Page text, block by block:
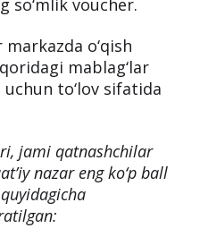
so‘mlik voucher.
o‘qish
mablag‘lar
to‘lov sifatida
jami qatnashchilar
nazar eng ko‘p ball